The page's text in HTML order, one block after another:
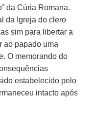
da Cúria Romana.
da Igreja do clero
sim para libertar a
ao papado uma
O memorando do
estabelecido pelo
intacto após